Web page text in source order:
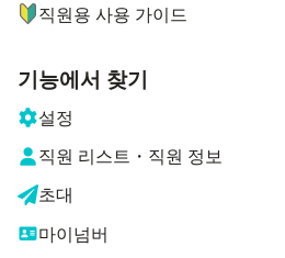
직원용 사용 가이드
기능에서 찾기
설정
직원 리스트・직원 정보
초대
마이넘버